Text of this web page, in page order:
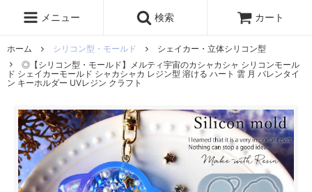
メニュー 検索 カート
ホーム シリコン型・モールド
シェイカー・立体シリコン型
◎【シリコン型・モールド】メルティ宇宙のカシャカシャ シリコンモール
ド シェイカーモールド シャカシャカ レジン型 溶ける ハート 雲 月 バレンタイ
ン キーホルダー UVレジン クラフト